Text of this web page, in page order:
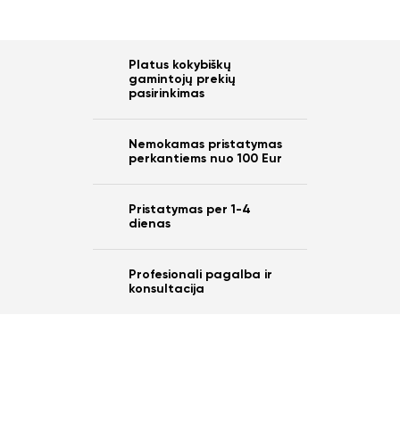
Platus kokybiškų
gamintojų prekių
pasirinkimas
Nemokamas pristatymas
perkantiems nuo 100 Eur
Pristatymas per 1-4
dienas
Profesionali pagalba ir
konsultacija